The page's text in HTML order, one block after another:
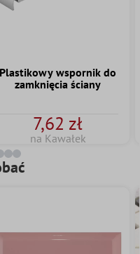
Plastikowy wspornik do
zamknięcia ściany
7,62 zł
na Kawałek